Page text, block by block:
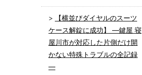
【横並びダイヤルのスーツ
ケース解錠に成功】 ―鍵屋 寝
屋川市が対応した片側だけ開
かない特殊トラブルの全記録
―